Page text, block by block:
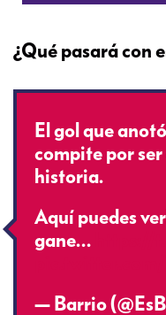
¿Qué pasará con
El gol que
compite por ser
historia.
Aquí puedes
gane…
— Barrio